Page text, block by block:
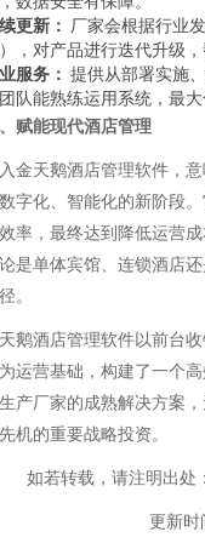
更新： 厂家会根据行业
，对产品进行迭代升级，
服务： 提供从部署实施
队能熟练运用系统，最大
赋能现代酒店管理
金天鹅酒店管理软件，
字化、智能化的新阶段
率，最终达到降低运营
是单体宾馆、连锁酒店
。
鹅酒店管理软件以前台
运营基础，构建了一个
产厂家的成熟解决方案
机的重要战略投资。
如若转载，请注明出
更新时